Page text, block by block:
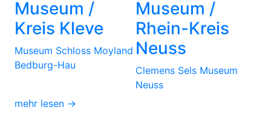
Museum /
Kreis Kleve
Museum Schloss Moyland
Bedburg-Hau
mehr lesen →
Museum /
Rhein-Kreis
Neuss
Clemens Sels Museum
Neuss